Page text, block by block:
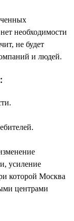
необходимости
не будет
и людей.
усиление
которой Москва
центрами